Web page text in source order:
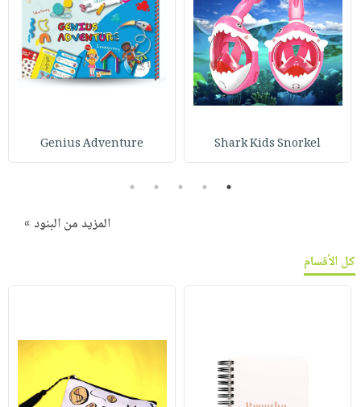
Shark Kids Snorkel
Genius Adventure
1
2
3
4
5
المزيد من البنود »
كل الأقسام